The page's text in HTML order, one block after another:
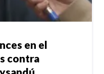
en el
contra